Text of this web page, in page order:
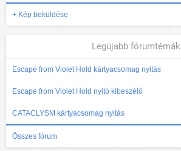
+ Kép beküldése
Legújabb fórumtémák
Escape from Violet Hold kártyacsomag nyitás
Escape from Violet Hold nyitó kibeszélő
CATACLYSM kártyacsomag nyitás
Összes fórum